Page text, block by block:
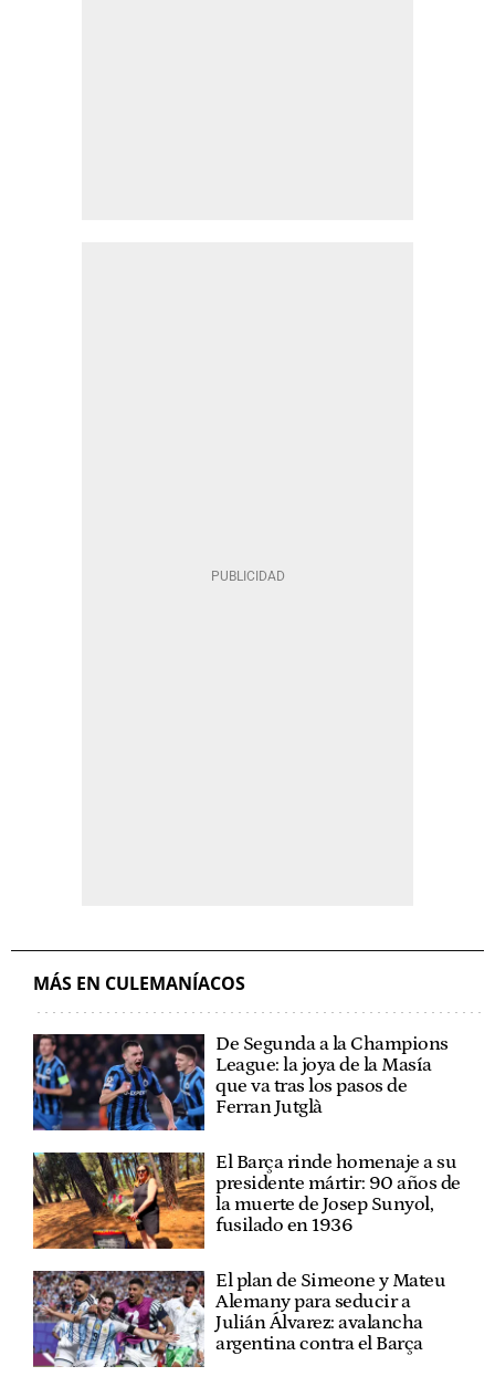
MÁS EN CULEMANÍACOS
De Segunda a la Champions
League: la joya de la Masía
que va tras los pasos de
Ferran Jutglà
El Barça rinde homenaje a su
presidente mártir: 90 años de
la muerte de Josep Sunyol,
fusilado en 1936
El plan de Simeone y Mateu
Alemany para seducir a
Julián Álvarez: avalancha
argentina contra el Barça